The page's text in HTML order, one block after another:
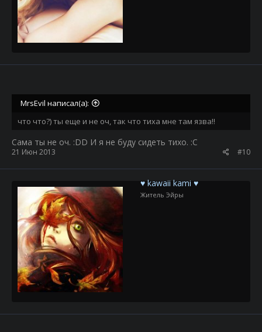
MrsEvil написал(а):
что что?) ты еще и не оч, так что тиха мне там язва!!
Сама ты не оч. :DD И я не буду сидеть тихо. :C
21 Июн 2013 #10
♥ kawaii kami ♥
Житель Эйры